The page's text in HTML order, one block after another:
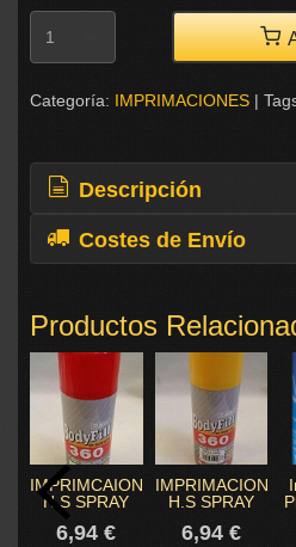
Categoría: IMPRIMACIONES |
Descripción
Costes de Envío
Productos
IMPRIMCAION
H.S SPRAY
6,94 €
IMPRIMACION
H.S SPRAY
6,94 €